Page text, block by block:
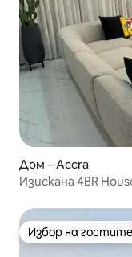
Дом – Accra
Изискана 4BR
Избор на гостите
Избор на гостите